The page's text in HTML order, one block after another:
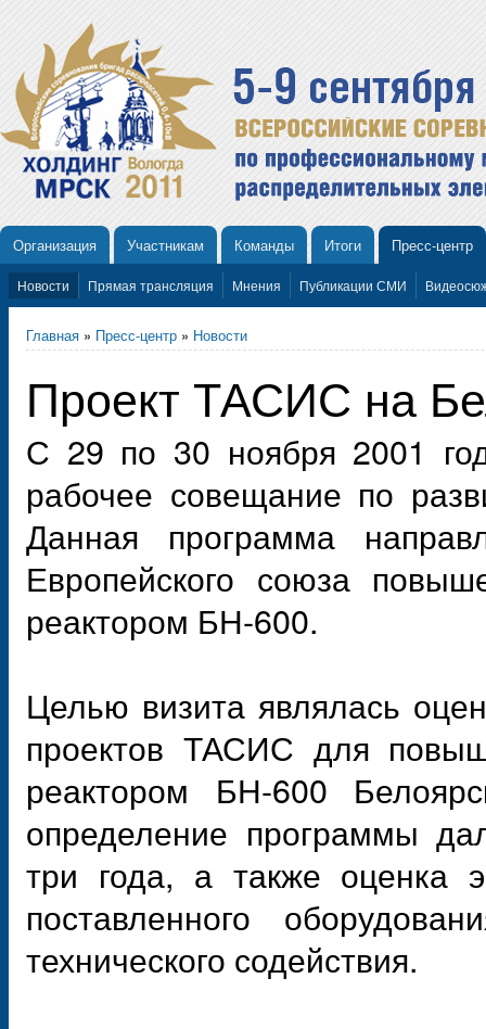
Организация Участникам Команды Итоги Пресс-центр
Новости Прямая трансляция Мнения Публикации СМИ
Главная » Пресс-центр » Новости
Проект ТАСИС на
С 29 по 30 ноября 2001
рабочее совещание по
Данная программа
Европейского союза
реактором БН-600.
Целью визита являлась
проектов ТАСИС для
реактором БН-600
определение программы
три года, а также оценка
поставленного
технического содействия.